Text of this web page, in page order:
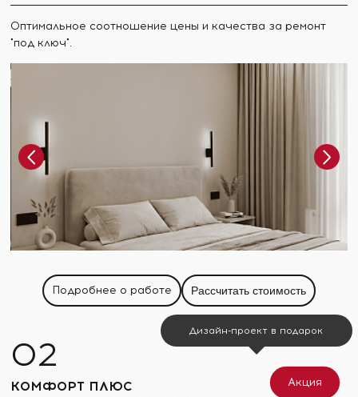
Оптимальное соотношение цены и качества за ремонт
"под ключ".
Подробнее о работе Рассчитать стоимость
КОМФОРТ ПЛЮС Акция
Дизайн-проект в подарок